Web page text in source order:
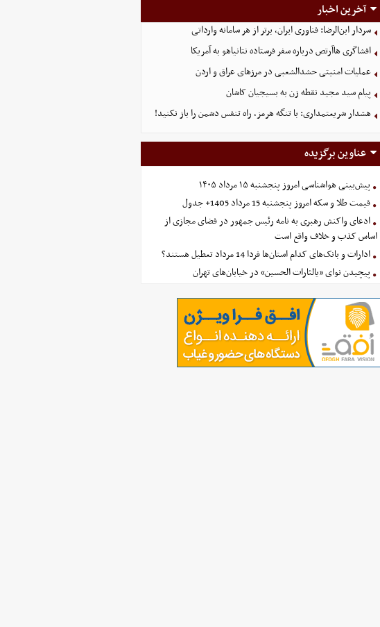
آخرین اخبار
سردار ابن‌الرضا: فناوری ایران، برتر از هر سامانه وارداتی
افشاگری هاآرتص درباره سفر فرستاده نتانیاهو به آمریکا
عملیات امنیتی حشدالشعبی در مرزهای عراق و اردن
پیام سید مجید نقطه زن به بسیجیان کاشان
هشدار شریعتمداری: با تنگه هرمز، راه تنفس دشمن را باز نکنید!
عناوین برگزیده
پیش‌بینی هواشناسی امروز پنجشنبه ۱۵ مرداد ۱۴۰۵
قیمت طلا و سکه امروز پنجشنبه 15 مرداد 1405+ جدول
ادعای واکنش رهبری به نامه رئیس جمهور در فضای مجازی از
اساس کذب و خلاف واقع است
ادارات و بانک‌های کدام استان‌ها فردا 14 مرداد تعطیل هستند؟
پیچیدن نوای «یالثارات الحسین» در خیابان‌های تهران